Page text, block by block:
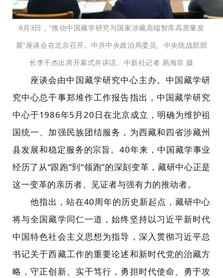
6月3日，“推动中国藏学研究与国家涉藏高端智库高质量发
展”座谈会在北京召开。中共中央政治局委员、中央统战部部
长李干杰出席开幕式并讲话。中新社记者 易海菲 摄
座谈会由中国藏学研究中心主办。中国藏学研
究中心总干事郑堆作工作报告指出，中国藏学研究
中心于1986年5月20日在北京成立，明确为维护祖
国统一、加强民族团结服务，为西藏和四省涉藏州
县发展和稳定服务的宗旨。40年来，中国藏学事业
经历了从“跟跑”到“领跑”的深刻变革，藏研中心正是
这一变革的亲历者、见证者与强有力的推动者。
他指出，站在40周年的历史新起点，藏研中心
将与全国藏学同仁一道，始终坚持以习近平新时代
中国特色社会主义思想为指导，深入贯彻习近平总
书记关于西藏工作的重要论述和新时代党的治藏方
略，守正创新、实干笃行，勇担时代使命、勇于攻